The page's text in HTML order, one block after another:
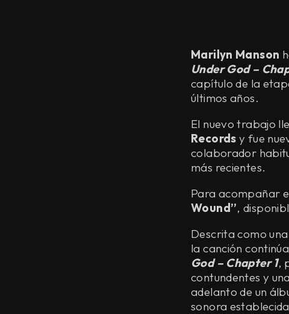
Marilyn Manson
Under God –
capítulo de la
últimos años.
El nuevo trabajo
Records y fue
colaborador
más recientes.
Para acompañar
Wound”,
Descrita como
la canción
God – Chapter 1,
contundentes y
adelanto de un
sonora